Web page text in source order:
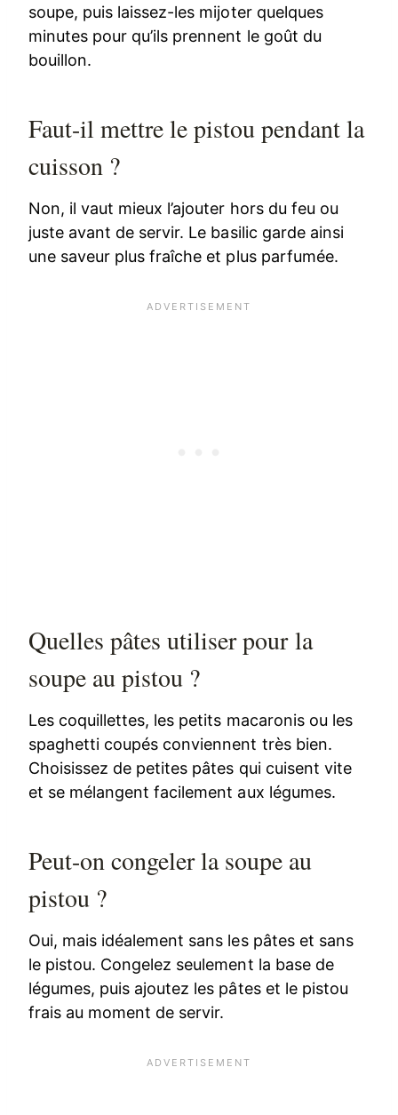
soupe, puis laissez-les mijoter quelques
minutes pour qu’ils prennent le goût du
bouillon.
Faut-il mettre le pistou pendant la
cuisson ?
Non, il vaut mieux l’ajouter hors du feu ou
juste avant de servir. Le basilic garde ainsi
une saveur plus fraîche et plus parfumée.
Quelles pâtes utiliser pour la
soupe au pistou ?
Les coquillettes, les petits macaronis ou les
spaghetti coupés conviennent très bien.
Choisissez de petites pâtes qui cuisent vite
et se mélangent facilement aux légumes.
Peut-on congeler la soupe au
pistou ?
Oui, mais idéalement sans les pâtes et sans
le pistou. Congelez seulement la base de
légumes, puis ajoutez les pâtes et le pistou
frais au moment de servir.